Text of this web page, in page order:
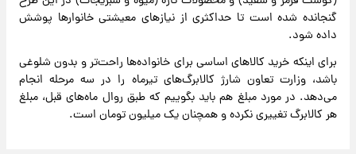
گنجانده شده است تا حداکثری از نیازهای معیشتی خانوارها پوشش
داده شود.
برای اینکه خرید کالاهای اساسی برای خانواده‌ها راحت‌تر و بدون شلوغی
باشد، وزارت تعاون شارژ کالابرگ‌های تیرماه را در سه مرحله انجام
می‌دهد. در مورد مبلغ هم باید بگوییم که طبق روال ماه‌های قبل، مبلغ
هر کالابرگ تغییری نکرده و همچنان یک میلیون تومان است.